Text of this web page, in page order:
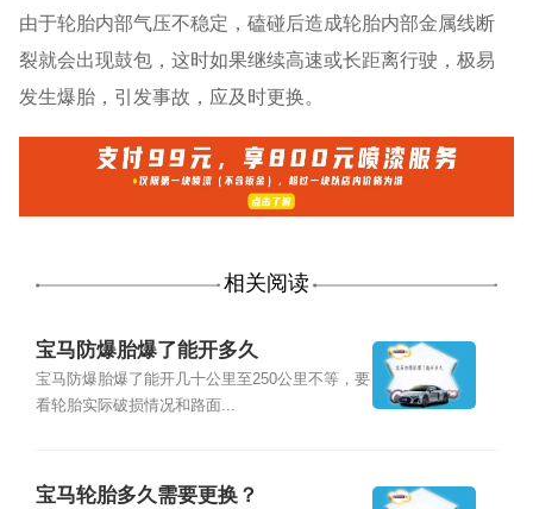
由于轮胎内部气压不稳定，磕碰后造成轮胎内部金属线断
裂就会出现鼓包，这时如果继续高速或长距离行驶，极易
发生爆胎，引发事故，应及时更换。
相关阅读
宝马防爆胎爆了能开多久
宝马防爆胎爆了能开几十公里至250公里不等，要
看轮胎实际破损情况和路面...
宝马轮胎多久需要更换？